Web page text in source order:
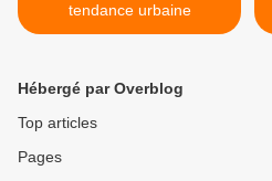
tendance urbaine
Hébergé par Overblog
Top articles
Pages